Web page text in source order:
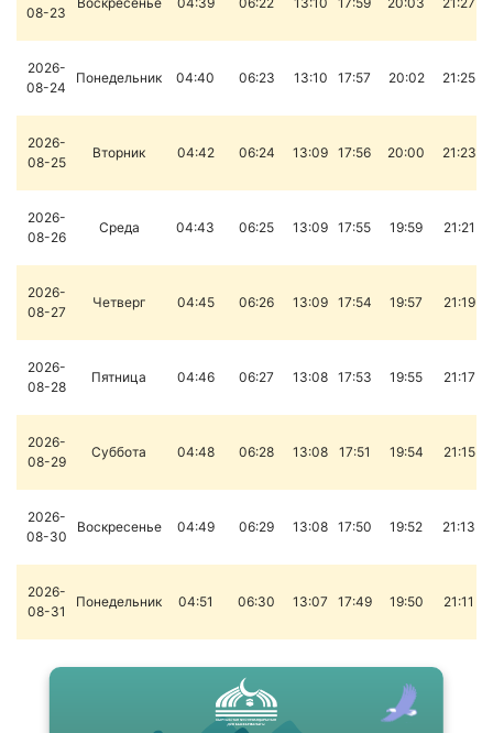
08-23
2026-
08-24
Понедельник 04:40 06:23 13:10 17:57 20:02 21:25
2026-
08-25
Вторник 04:42 06:24 13:09 17:56 20:00 21:23
2026-
08-26
Среда 04:43 06:25 13:09 17:55 19:59 21:21
2026-
08-27
Четверг 04:45 06:26 13:09 17:54 19:57 21:19
2026-
08-28
Пятница 04:46 06:27 13:08 17:53 19:55 21:17
2026-
08-29
Суббота 04:48 06:28 13:08 17:51 19:54 21:15
2026-
08-30
Воскресенье 04:49 06:29 13:08 17:50 19:52 21:13
2026-
08-31
Понедельник 04:51 06:30 13:07 17:49 19:50 21:11